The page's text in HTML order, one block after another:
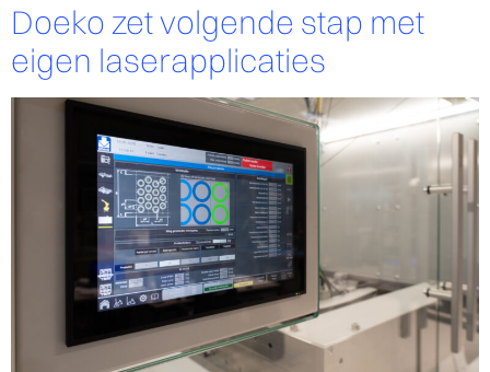
Doeko zet volgende stap met
eigen laserapplicaties